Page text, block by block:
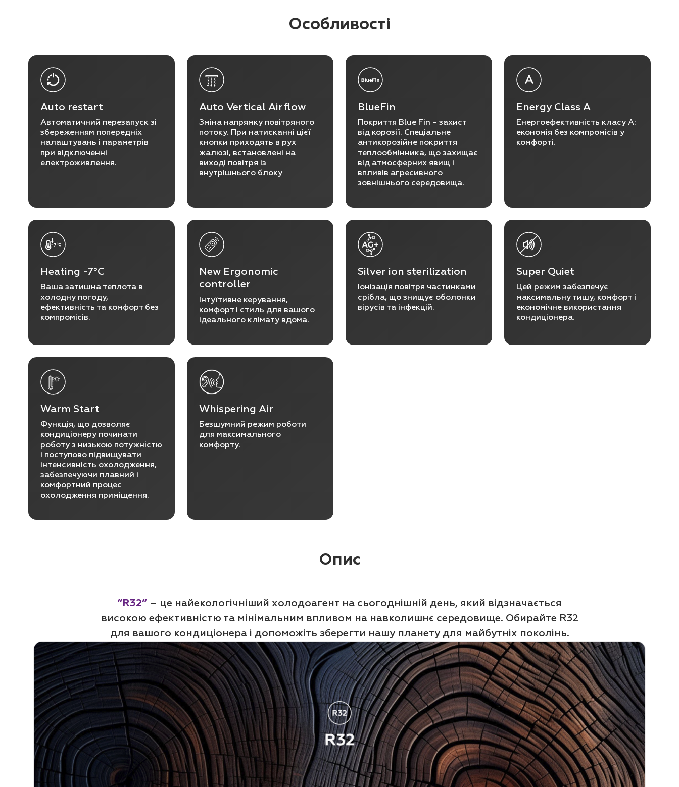
Особливості
Auto restart
Автоматичний перезапуск зі
збереженням попередніх
налаштувань і параметрів
при відключенні
електроживлення.
Auto Vertical Airﬂow
Зміна напрямку повітряного
потоку. При натисканні цієї
кнопки приходять в рух
жалюзі, встановлені на
виході повітря із
внутрішнього блоку
BlueFin
Покриття Blue Fin - захист
від корозії. Спеціальне
антикорозійне покриття
теплообмінника, що захищає
від атмосферних явищ і
впливів агресивного
зовнішнього середовища.
Energy Class A
Енергоефективність класу A:
економія без компромісів у
комфорті.
Heating -7°С
Ваша затишна теплота в
холодну погоду,
ефективність та комфорт без
компромісів.
New Ergonomic
controller
Інтуїтивне керування,
комфорт і стиль для вашого
ідеального клімату вдома.
Silver ion sterilization
Іонізація повітря частинками
срібла, що знищує оболонки
вірусів та інфекцій.
Super Quiet
Цей режим забезпечує
максимальну тишу, комфорт і
економічне використання
кондиціонера.
Warm Start
Функція, що дозволяє
кондиціонеру починати
роботу з низькою потужністю
і поступово підвищувати
інтенсивність охолодження,
забезпечуючи плавний і
комфортний процес
охолодження приміщення.
Whispering Air
Безшумний режим роботи
для максимального
комфорту.
Опис
“R32” – це найекологічніший холодоагент на сьогоднішній день, який відзначається
високою ефективністю та мінімальним впливом на навколишнє середовище. Обирайте R32
для вашого кондиціонера і допоможіть зберегти нашу планету для майбутніх поколінь.